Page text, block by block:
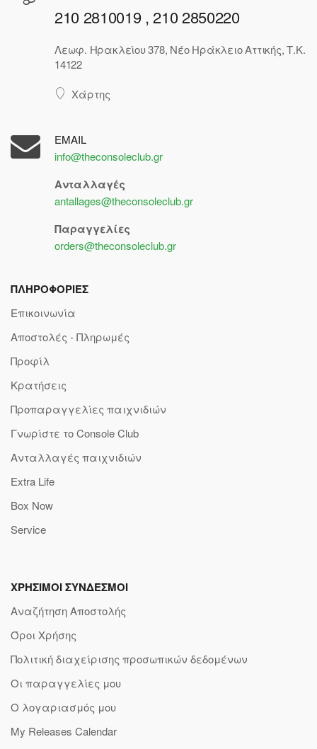
210 2810019 , 210 2850220
Λεωφ. Ηρακλείου 378, Νέο Ηράκλειο Αττικής, Τ.Κ.
14122
Χάρτης
EMAIL
info@theconsoleclub.gr
Ανταλλαγές
antallages@theconsoleclub.gr
Παραγγελίες
orders@theconsoleclub.gr
ΠΛΗΡΟΦΟΡΙΕΣ
Επικοινωνία
Αποστολές - Πληρωμές
Προφίλ
Κρατήσεις
Προπαραγγελίες παιχνιδιών
Γνωρίστε το Console Club
Ανταλλαγές παιχνιδιών
Extra Life
Box Now
Service
ΧΡΗΣΙΜΟΙ ΣΥΝΔΕΣΜΟΙ
Αναζήτηση Αποστολής
Όροι Χρήσης
Πολιτική διαχείρισης προσωπικών δεδομένων
Οι παραγγελίες μου
Ο λογαριασμός μου
My Releases Calendar